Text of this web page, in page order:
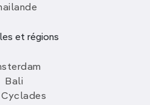
et régions
Bali
Cyclades